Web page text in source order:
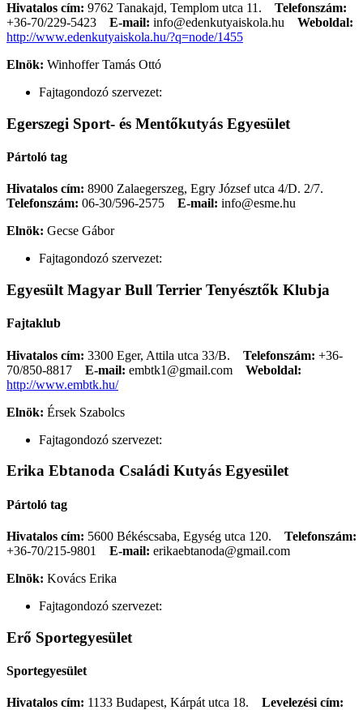
Hivatalos cím: 9762 Tanakajd, Templom utca 11. Telefonszám:
+36-70/229-5423
E-mail: info@edenkutyaiskola.hu
Weboldal:
http://www.edenkutyaiskola.hu/?q=node/1455
Elnök: Winhoffer Tamás Ottó
Fajtagondozó szervezet:
Egerszegi Sport- és Mentőkutyás Egyesület
Pártoló tag
Hivatalos cím: 8900 Zalaegerszeg, Egry József utca 4/D. 2/7.
Telefonszám: 06-30/596-2575 E-mail: info@esme.hu
Elnök: Gecse Gábor
Fajtagondozó szervezet:
Egyesült Magyar Bull Terrier Tenyésztők Klubja
Fajtaklub
Hivatalos cím: 3300 Eger, Attila utca 33/B. Telefonszám: +36-
70/850-8817
E-mail: embtk1@gmail.com
Weboldal:
http://www.embtk.hu/
Elnök: Érsek Szabolcs
Fajtagondozó szervezet:
Erika Ebtanoda Családi Kutyás Egyesület
Pártoló tag
Hivatalos cím: 5600 Békéscsaba, Egység utca 120. Telefonszám:
+36-70/215-9801
E-mail: erikaebtanoda@gmail.com
Elnök: Kovács Erika
Fajtagondozó szervezet:
Erő Sportegyesület
Sportegyesület
Hivatalos cím: 1133 Budapest, Kárpát utca 18. Levelezési cím: